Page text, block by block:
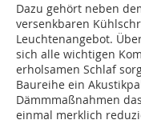
Dazu gehört neben
versenkbaren
Leuchtenangebot.
sich alle wichtigen
erholsamen Schlaf
Baureihe ein
Dämmmaßnahmen
einmal merklich